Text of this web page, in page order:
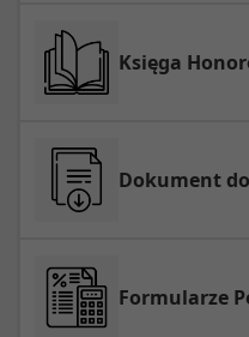
Księga
Dokument
Formularze